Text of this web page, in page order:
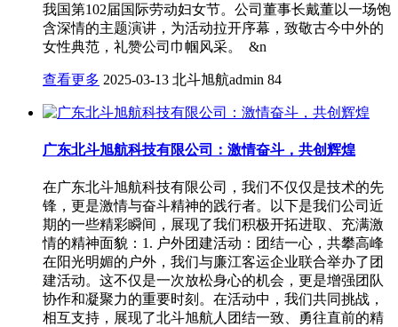
我国第102届国际劳动妇女节。公司董事长戴董以一场饱
含深情的主题演讲，为活动拉开序幕，致敬古今中外的
女性典范，礼赞公司巾帼风采。 &n
查看更多 2025-03-13 北斗旭航admin 84
广东北斗旭航科技有限公司：激情奋斗，共创辉煌
在广东北斗旭航科技有限公司，我们不仅仅是技术的先
锋，更是激情与奋斗精神的践行者。以下是我们公司近
期的一些精彩瞬间，展现了我们积极开拓进取、充满激
情的精神面貌：1. 户外团建活动：团结一心，共攀高峰
在阳光明媚的户外，我们与廉江客运企业联合举办了团
建活动。这不仅是一次放松身心的机会，更是增强团队
协作和凝聚力的重要时刻。在活动中，我们共同挑战，
相互支持，展现了北斗旭航人团结一致、勇往直前的精